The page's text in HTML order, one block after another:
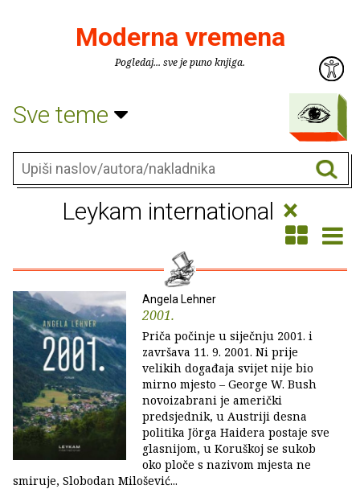
Moderna vremena
Pogledaj... sve je puno knjiga.
Sve teme
Leykam international ×
Angela Lehner
2001.
Priča počinje u siječnju 2001. i
završava 11. 9. 2001. Ni prije
velikih događaja svijet nije bio
mirno mjesto – George W. Bush
novoizabrani je američki
predsjednik, u Austriji desna
politika Jörga Haidera postaje sve
glasnijom, u Koruškoj se sukob
oko ploče s nazivom mjesta ne
smiruje, Slobodan Milošević...